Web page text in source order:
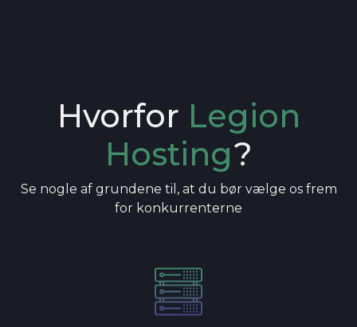
Hvorfor Legion
Hosting?
Se nogle af grundene til, at du bør vælge os frem
for konkurrenterne